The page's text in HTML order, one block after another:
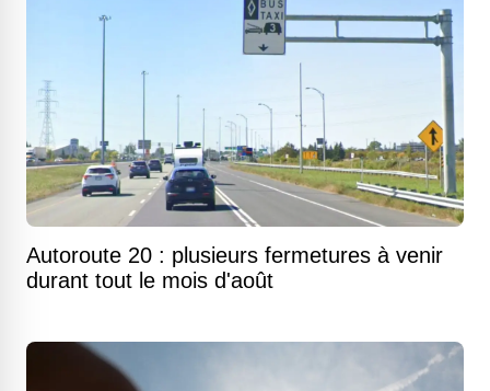
Autoroute 20 : plusieurs fermetures à venir
durant tout le mois d'août